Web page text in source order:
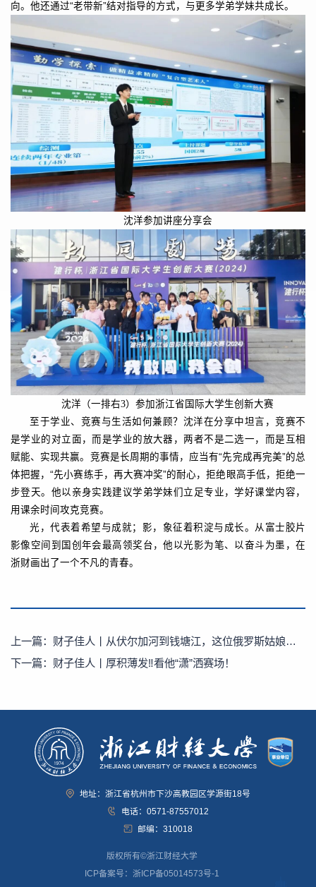
向。他还通过“老带新”结对指导的方式，与更多学弟学妹共成长。
沈洋参加讲座分享会
沈洋（一排右3）参加浙江省国际大学生创新大赛
至于学业、竞赛与生活如何兼顾？沈洋在分享中坦言，竞赛不
是学业的对立面，而是学业的放大器，两者不是二选一，而是互相
赋能、实现共赢。竞赛是长周期的事情，应当有“先完成再完美”的总
体把握，“先小赛练手，再大赛冲奖”的耐心，拒绝眼高手低，拒绝一
步登天。他以亲身实践建议学弟学妹们立足专业，学好课堂内容，
用课余时间攻克竞赛。
光，代表着希望与成就；影，象征着积淀与成长。从富士胶片
影像空间到国创年会最高领奖台，他以光影为笔、以奋斗为墨，在
浙财画出了一个不凡的青春。
上一篇： 财子佳人丨从伏尔加河到钱塘江，这位俄罗斯姑娘把杭州读成了“故乡”
下一篇： 财子佳人丨厚积薄发‼️看他“潇”洒赛场！
地址：浙江省杭州市下沙高教园区学源街18号
电话：0571-87557012
邮编：310018
版权所有©浙江财经大学
ICP备案号：浙ICP备05014573号-1